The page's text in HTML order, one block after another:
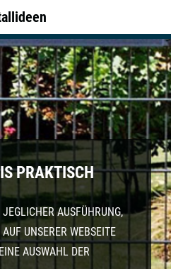
PRAKTISCH
AUSFÜHRUNG,
UNSERER WEBSEITE
AUSWAHL DER